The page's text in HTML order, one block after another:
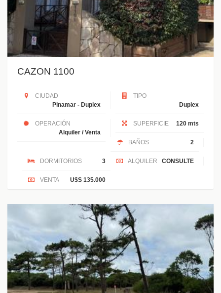
CAZON 1100
CIUDAD
Pinamar - Duplex
TIPO
Duplex
OPERACIÓN
Alquiler / Venta
SUPERFICIE 120 mts
BAÑOS 2
DORMITORIOS 3 ALQUILER CONSULTE
VENTA U$S 135.000